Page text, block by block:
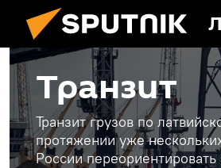
Транзит
Транзит грузов по
протяжении уже
России